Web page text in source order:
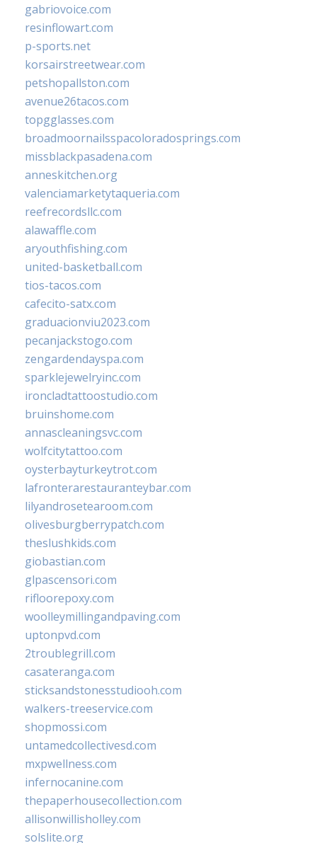
gabriovoice.com
resinflowart.com
p-sports.net
korsairstreetwear.com
petshopallston.com
avenue26tacos.com
topgglasses.com
broadmoornailsspacoloradosprings.com
missblackpasadena.com
anneskitchen.org
valenciamarketytaqueria.com
reefrecordsllc.com
alawaffle.com
aryouthfishing.com
united-basketball.com
tios-tacos.com
cafecito-satx.com
graduacionviu2023.com
pecanjackstogo.com
zengardendayspa.com
sparklejewelryinc.com
ironcladtattoostudio.com
bruinshome.com
annascleaningsvc.com
wolfcitytattoo.com
oysterbayturkeytrot.com
lafronterarestauranteybar.com
lilyandrosetearoom.com
olivesburgberrypatch.com
theslushkids.com
giobastian.com
glpascensori.com
rifloorepoxy.com
woolleymillingandpaving.com
uptonpvd.com
2troublegrill.com
casateranga.com
sticksandstonesstudiooh.com
walkers-treeservice.com
shopmossi.com
untamedcollectivesd.com
mxpwellness.com
infernocanine.com
thepaperhousecollection.com
allisonwillisholley.com
solslite.org